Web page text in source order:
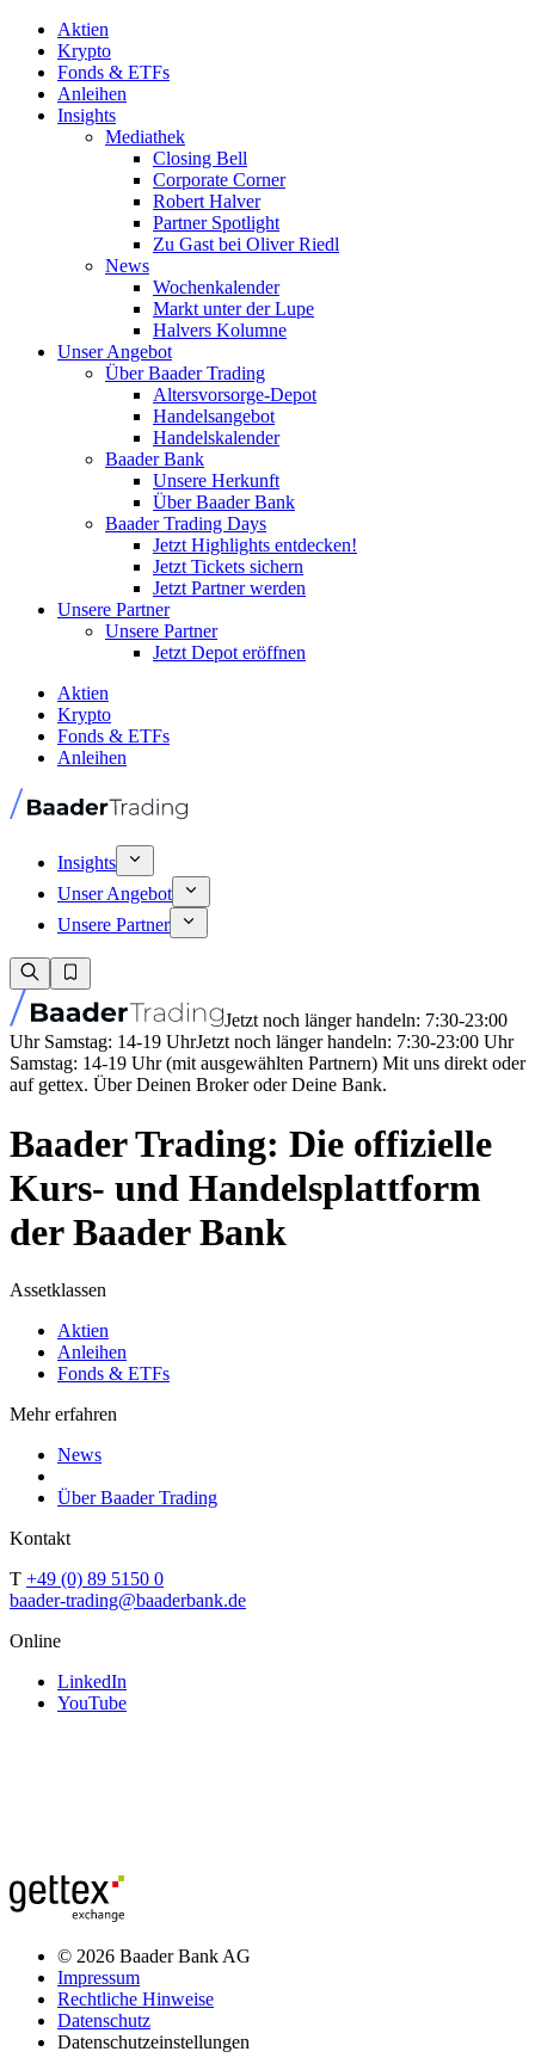
Aktien
Krypto
Fonds & ETFs
Anleihen
Insights
Mediathek
Closing Bell
Corporate Corner
Robert Halver
Partner Spotlight
Zu Gast bei Oliver Riedl
News
Wochenkalender
Markt unter der Lupe
Halvers Kolumne
Unser Angebot
Über Baader Trading
Altersvorsorge-Depot
Handelsangebot
Handelskalender
Baader Bank
Unsere Herkunft
Über Baader Bank
Baader Trading Days
Jetzt Highlights entdecken!
Jetzt Tickets sichern
Jetzt Partner werden
Unsere Partner
Unsere Partner
Jetzt Depot eröffnen
Aktien
Krypto
Fonds & ETFs
Anleihen
Insights
Unser Angebot
Unsere Partner
Jetzt noch länger handeln: 7:30-23:00
Uhr Samstag: 14-19 UhrJetzt noch länger handeln: 7:30-23:00 Uhr
Samstag: 14-19 Uhr (mit ausgewählten Partnern) Mit uns direkt oder
auf gettex. Über Deinen Broker oder Deine Bank.
Baader Trading: Die offizielle
Kurs- und Handelsplattform
der Baader Bank
Assetklassen
Aktien
Anleihen
Fonds & ETFs
Mehr erfahren
News
Über Baader Trading
Kontakt
T +49 (0) 89 5150 0
baader-trading@baaderbank.de
Online
LinkedIn
YouTube
© 2026 Baader Bank AG
Impressum
Rechtliche Hinweise
Datenschutz
Datenschutzeinstellungen